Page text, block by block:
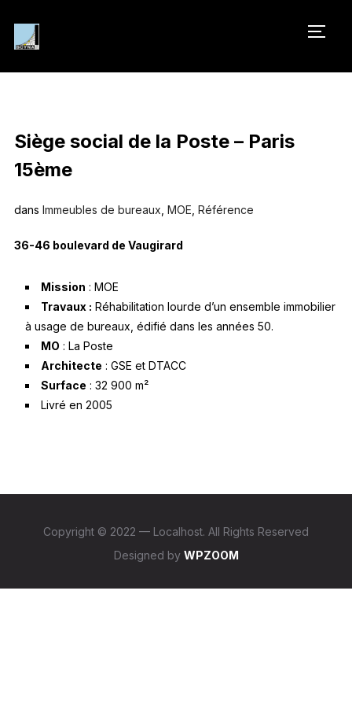
Siège social de la Poste – Paris
15ème
dans Immeubles de bureaux MOE Référence
36-46 boulevard de Vaugirard
Mission : MOE
Travaux : Réhabilitation lourde d’un ensemble immobilier
à usage de bureaux, édifié dans les années 50.
MO : La Poste
Architecte : GSE et DTACC
Surface : 32 900 m²
Livré en 2005
Copyright © 2022 — Localhost. All Rights Reserved
Designed by WPZOOM